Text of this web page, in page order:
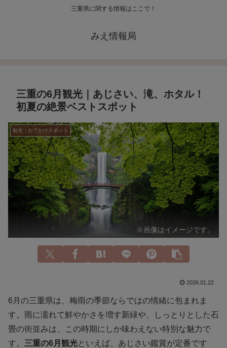
三重県に関する情報はここで！
みえ情報局
三重の6月観光｜あじさい、滝、ホタル！
初夏の絶景ベストスポット
観光・おでかけスポット
※画像はイメージです。
2026.01.22
6月の三重県は、梅雨の季節ならではの情緒に包まれま
す。雨に濡れて鮮やかさを増す新緑や、しっとりとした石
畳の街並みは、この時期にしか味わえない特別な魅力で
す。 三重の6月観光といえば、あじさい鑑賞が定番です